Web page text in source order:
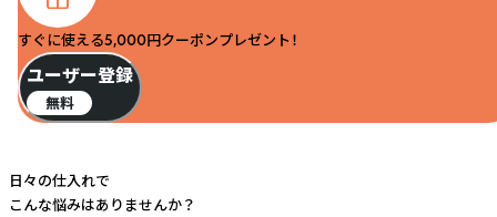
すぐに使える5,000円クーポンプレゼント！
ユーザー登録
無料
日々の仕入れで
こんな悩みはありませんか？